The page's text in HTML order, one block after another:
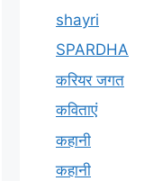
shayri
SPARDHA
करियर जगत
कविताएं
कहानी
कहानी